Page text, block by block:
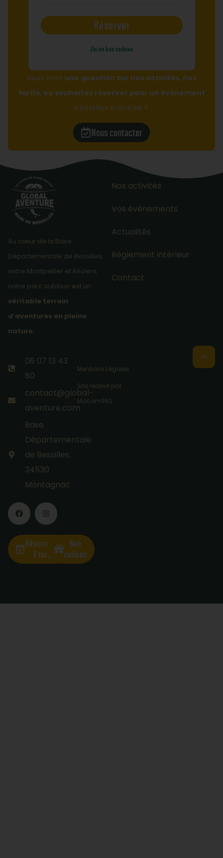
Réserver
J’ai un bon cadeau
Vous avez une question sur nos activités, nos
tarifs, ou souhaitez réserver pour un événement
à Bessilles Aventure ?
Nous contacter
Au cœur de la Base
Départementale de Bessilles,
entre Montpellier et Béziers,
notre parc outdoor est un
véritable terrain
d’aventures en pleine
nature.
Nos activités
Vos évènements
Actualités
Règlement intérieur
Contact
06 07 13 43
80
contact@global-
aventure.com
Base
Départementale
de Bessilles,
34530
Montagnac
Réservation
& tarifs
Bon
cadeau
Mentions Légales
Site réalisé par
Macom360